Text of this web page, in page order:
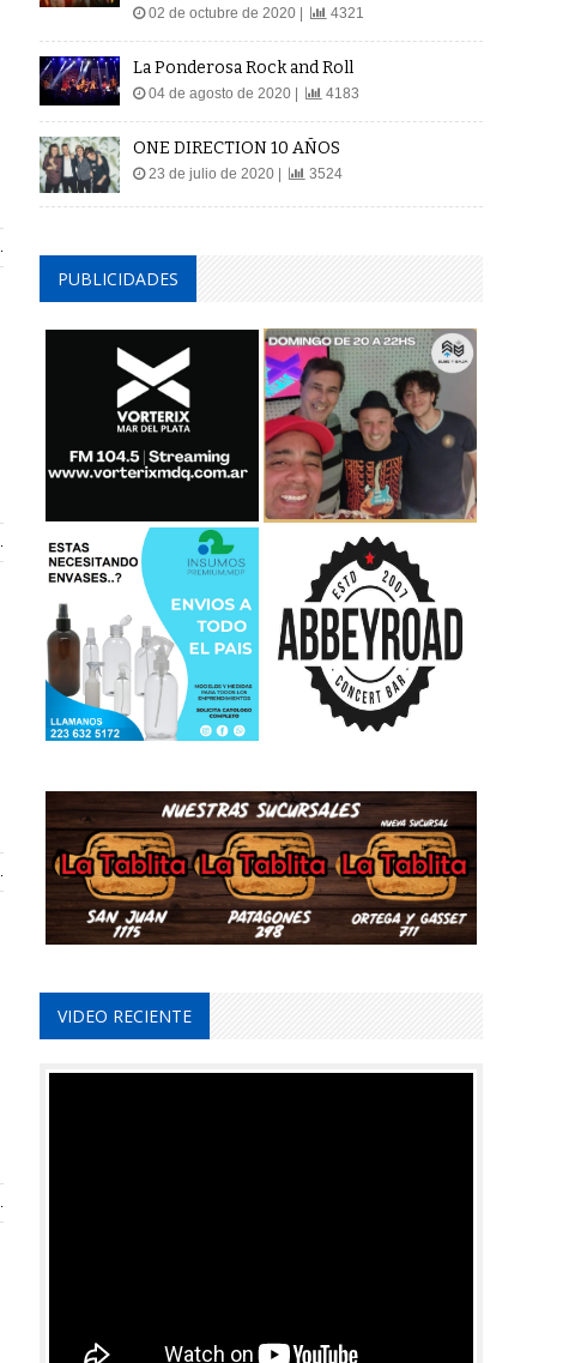
02 de octubre de 2020 | 4321
La Ponderosa Rock and Roll
04 de agosto de 2020 | 4183
ONE DIRECTION 10 AÑOS
23 de julio de 2020 | 3524
PUBLICIDADES
VIDEO RECIENTE